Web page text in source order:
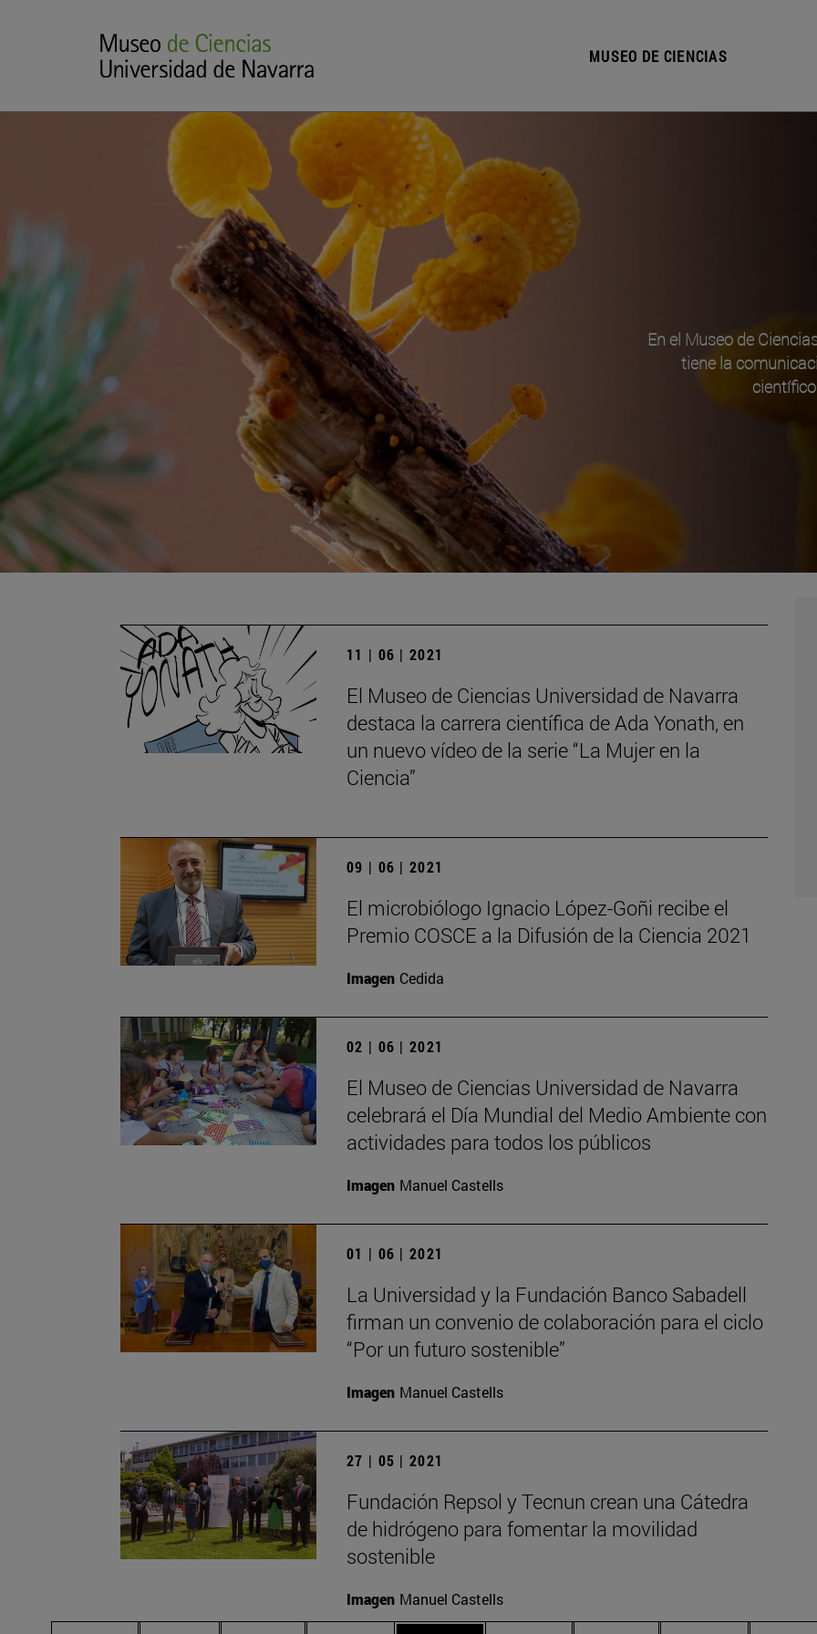
MUSEO DE CIENCIAS
En el Museo de
tiene la
11 | 06 | 2021
El Museo de Ciencias Universidad de Navarra
destaca la carrera científica de Ada Yonath, en
un nuevo vídeo de la serie “La Mujer en la
Ciencia”
09 | 06 | 2021
El microbiólogo Ignacio López-Goñi recibe el
Premio COSCE a la Difusión de la Ciencia 2021
Imagen Cedida
02 | 06 | 2021
El Museo de Ciencias Universidad de Navarra
celebrará el Día Mundial del Medio Ambiente con
actividades para todos los públicos
Imagen Manuel Castells
01 | 06 | 2021
La Universidad y la Fundación Banco Sabadell
firman un convenio de colaboración para el ciclo
“Por un futuro sostenible”
Imagen Manuel Castells
27 | 05 | 2021
Fundación Repsol y Tecnun crean una Cátedra
de hidrógeno para fomentar la movilidad
sostenible
Imagen Manuel Castells